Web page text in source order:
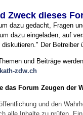
Zweck dieses
dazu gedacht, Fragen
dazu eingeladen, auf
diskutieren." Der
und Beiträge
zdw.ch
das Forum Zeugen der
und den